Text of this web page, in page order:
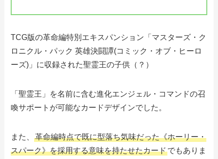
TCG版の革命編特別エキスパンション「マスターズ・ク
ロニクル・パック 英雄決闘譚(コミック・オブ・ヒーロ
ーズ)」に収録された聖霊王の子供（？）
「聖霊王」を名前に含む進化エンジェル・コマンドの召
喚サポートが可能なカードデザインでした。
また、革命編時点で既に型落ち気味だった《ホーリー・
スパーク》を採用する意味を持たせたカードでもありま